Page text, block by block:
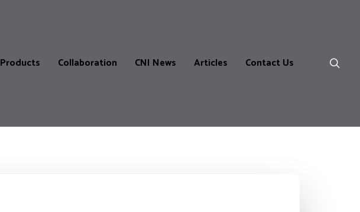
Products Collaboration CNI News Articles Contact Us